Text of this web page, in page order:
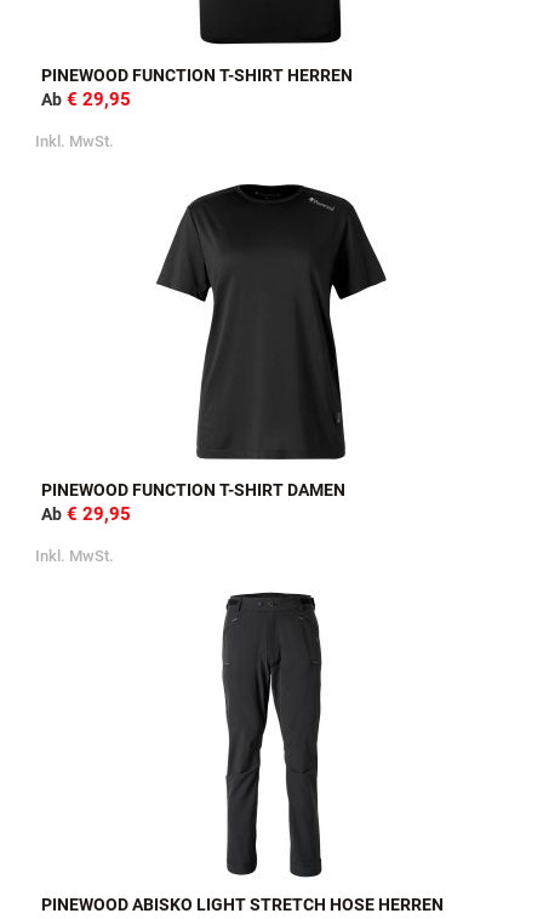
PINEWOOD FUNCTION T-SHIRT HERREN
Ab € 29,95
Inkl. MwSt.
PINEWOOD FUNCTION T-SHIRT DAMEN
Ab € 29,95
Inkl. MwSt.
PINEWOOD ABISKO LIGHT STRETCH HOSE HERREN